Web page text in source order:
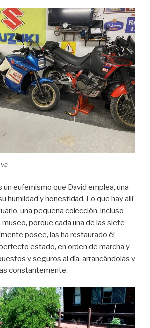
un eufemismo que David emplea, una
humildad y honestidad. Lo que hay allí
una pequeña colección, incluso
museo, porque cada una de las siete
posee, las ha restaurado él
estado, en orden de marcha y
y seguros al día, arrancándolas y
constantemente.